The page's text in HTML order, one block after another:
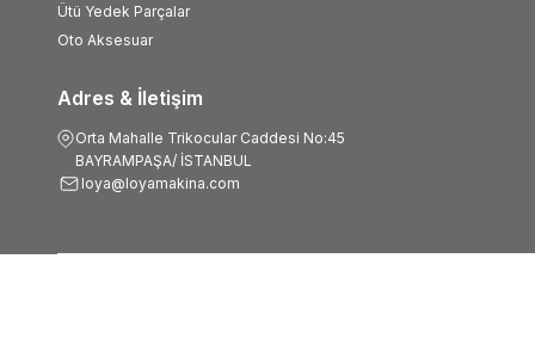
Adres & İletişim
Orta Mahalle Trikocular Caddesi No:45
BAYRAMPAŞA/ İSTANBUL
loya@loyamakina.com
Ütü Yedek Parçalar
Oto Aksesuar